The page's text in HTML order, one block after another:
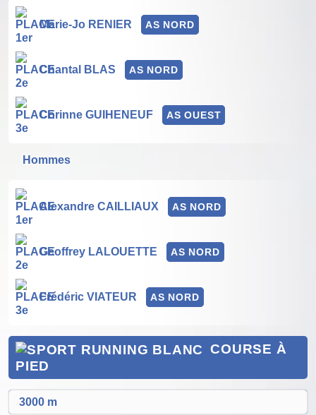
Marie-Jo RENIER AS NORD
Chantal BLAS AS NORD
Corinne GUIHENEUF AS OUEST
Hommes
Alexandre CAILLIAUX AS NORD
Geoffrey LALOUETTE AS NORD
Frédéric VIATEUR AS NORD
COURSE À
PIED
3000 m